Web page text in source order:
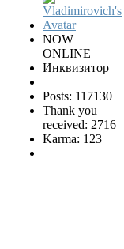
NOW
ONLINE
Инквизитор
Posts: 117130
Thank you
received: 2716
Karma: 123